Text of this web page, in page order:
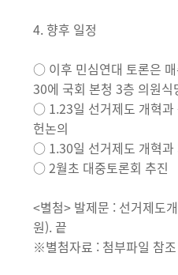
4. 향후 일정
○ 이후 민심연대 토론은
30에 국회 본청 3층 의원
○ 1.23일 선거제도 개혁과
헌논의
○ 1.30일 선거제도 개혁과
○ 2월초 대중토론회 추진
<별첨> 발제문 : 선거제도
원). 끝
※별첨자료 : 첨부파일 참조